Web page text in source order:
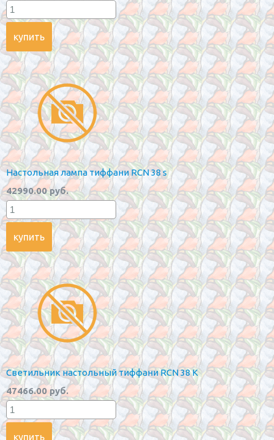
Настольная лампа тиффани RCN 38 s
42990.00 руб.
Светильник настольный тиффани RCN 38 K
47466.00 руб.